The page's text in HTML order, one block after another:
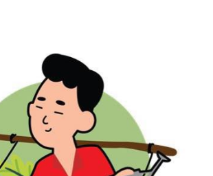
ปลูกรัก Pretty Healthy